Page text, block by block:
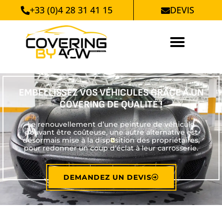
+33 (0)4 28 31 41 15 DEVIS
EMBELLISSEZ VOS VÉHICULESGRÂCE À UN
COVERING DE QUALITÉ !
Le renouvellement d’une peinture de véhicule
pouvant être coûteuse, une autre alternative est
désormais mise à la disposition des propriétaires,
pour redonner un coup d’éclat à leur carrosserie.
DEMANDEZ UN DEVIS